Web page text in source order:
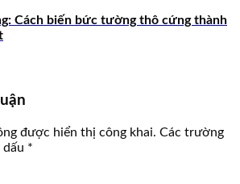
Cách biến bức tường thô cứng thành
được hiển thị công khai. Các trường
*